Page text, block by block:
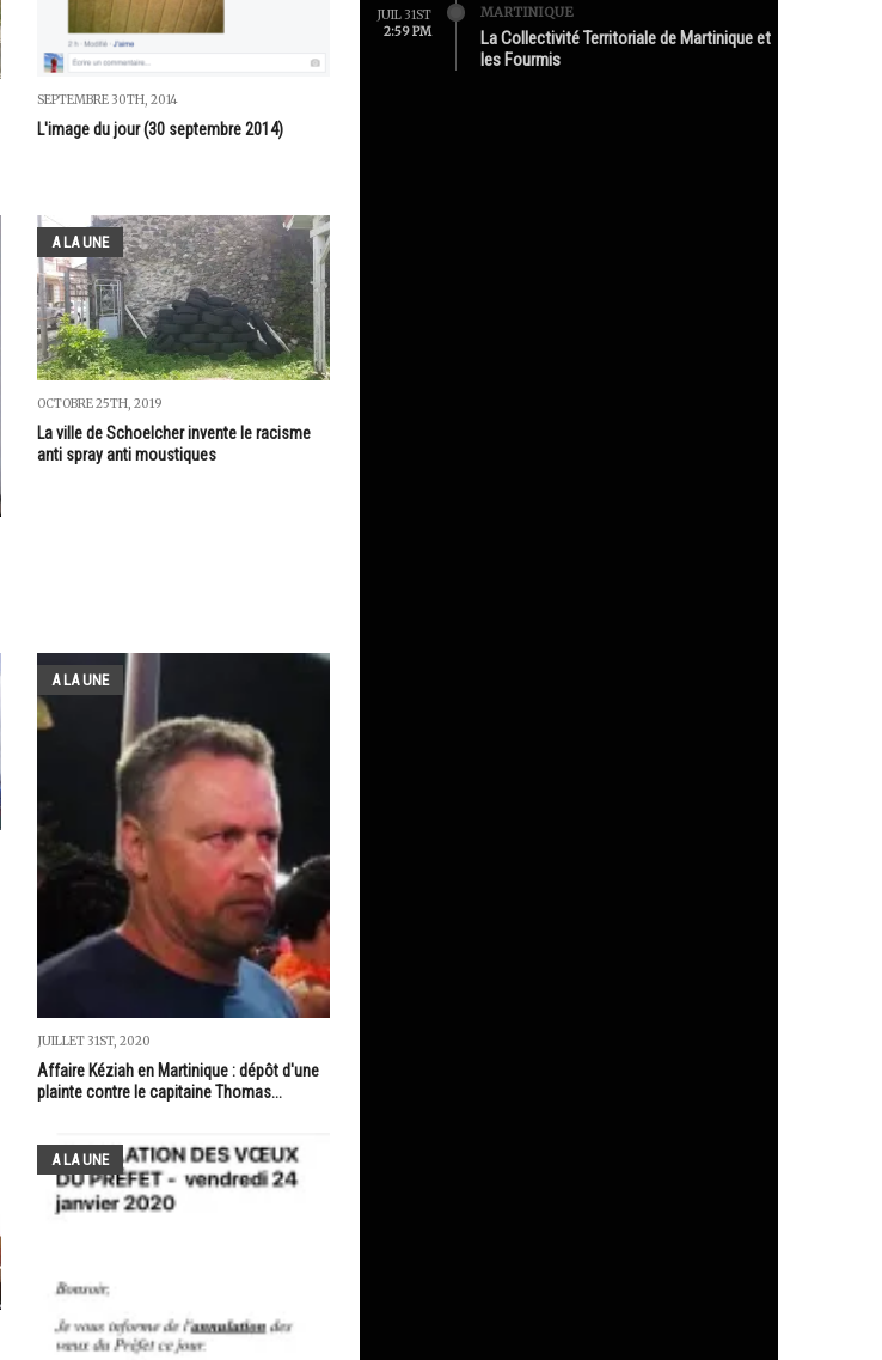
SEPTEMBRE 30TH, 2014
L'image du jour (30 septembre 2014)
A LA UNE
OCTOBRE 25TH, 2019
La ville de Schoelcher invente le racisme
anti spray anti moustiques
A LA UNE
JUILLET 31ST, 2020
Affaire Kéziah en Martinique : dépôt d'une
plainte contre le capitaine Thomas...
A LA UNE
JUIL 31ST
2:59 PM
MARTINIQUE
La Collectivité Territoriale de Martinique et
les Fourmis